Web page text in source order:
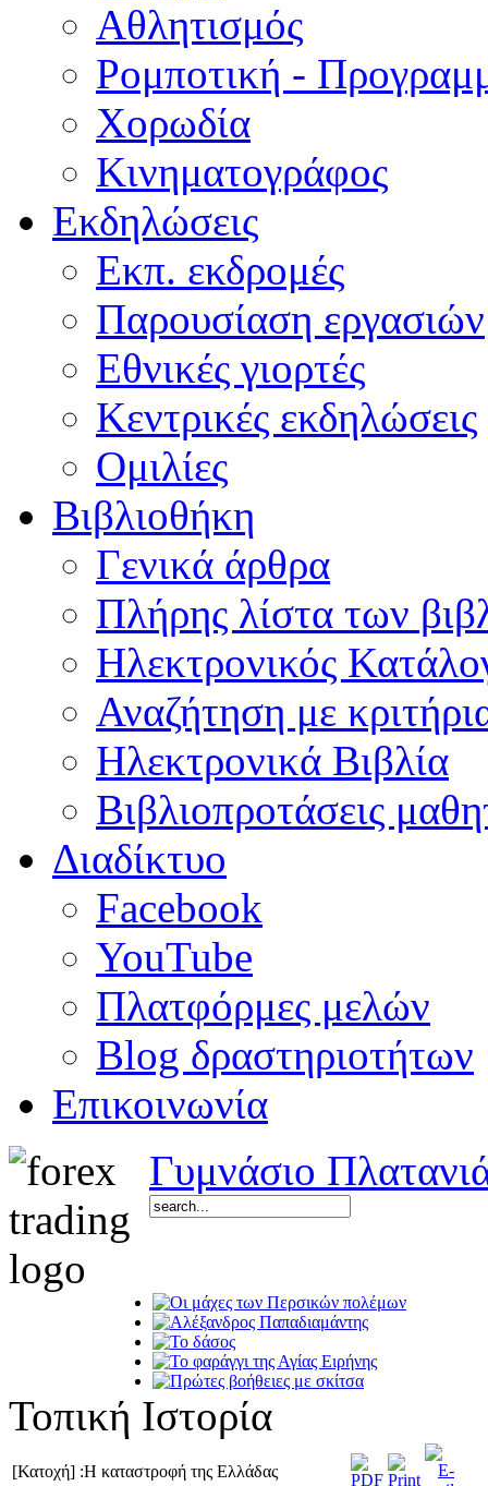
Αθλητισμός
Ρομποτική -
Χορωδία
Κινηματογράφος
Εκδηλώσεις
Εκπ. εκδρομές
Παρουσίαση εργασιών
Εθνικές γιορτές
Κεντρικές εκδηλώσεις
Ομιλίες
Βιβλιοθήκη
Γενικά άρθρα
Πλήρης λίστα των
Ηλεκτρονικός
Αναζήτηση με
Ηλεκτρονικά Βιβλία
Βιβλιοπροτάσεις
Διαδίκτυο
Facebook
YouTube
Πλατφόρμες μελών
Blog δραστηριοτήτων
Επικοινωνία
Γυμνάσιο
Τοπική Ιστορία
[Κατοχή] :Η καταστροφή της Ελλάδας